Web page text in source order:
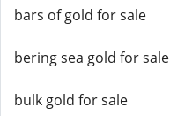
bars of gold for sale
bering sea gold for sale
bulk gold for sale